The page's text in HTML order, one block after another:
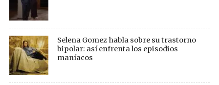
Selena Gomez habla sobre su trastorno
bipolar: así enfrenta los episodios
maníacos